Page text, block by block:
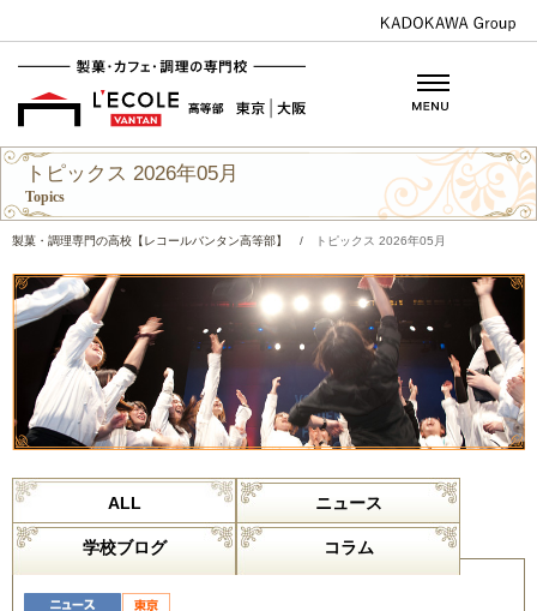
トピックス 2026年05月
Topics
製菓・調理専門の高校【レコールバンタン高等部】 / トピックス 2026年05月
ALL ニュース
学校ブログ コラム